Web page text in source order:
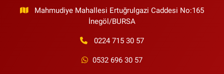
Mahmudiye Mahallesi Ertuğrulgazi Caddesi No:165
İnegöl/BURSA
0224 715 30 57
0532 696 30 57